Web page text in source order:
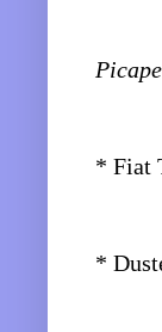
* Fiat
*